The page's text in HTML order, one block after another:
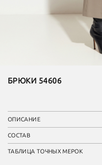
БРЮКИ 54606
ОПИСАНИЕ
СОСТАВ
ТАБЛИЦА ТОЧНЫХ МЕРОК